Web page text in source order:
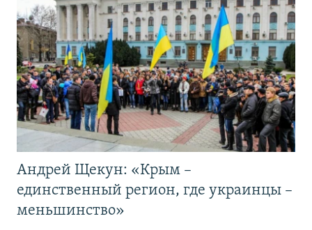
Андрей Щекун: «Крым –
единственный регион, где украинцы –
меньшинство»